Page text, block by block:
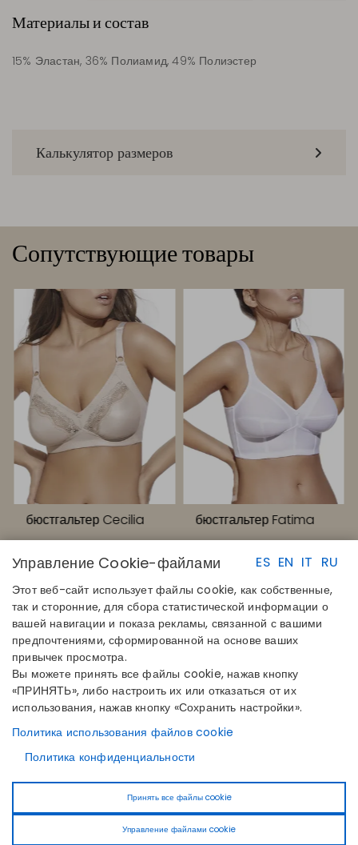
Материалы и состав
15% Эластан, 36% Полиамид, 49% Полиэстер
Калькулятор размеров
Сопутствующие товары
бюстгальтер Cecilia бюстгальтер Fatima
ES EN IT RU
Управление Cookie-файлами
Этот веб-сайт использует файлы cookie, как собственные,
так и сторонние, для сбора статистической информации о
вашей навигации и показа рекламы, связанной с вашими
предпочтениями, сформированной на основе ваших
привычек просмотра.
Вы можете принять все файлы cookie, нажав кнопку
«ПРИНЯТЬ», либо настроить их или отказаться от их
использования, нажав кнопку «Сохранить настройки».
Политика использования файлов cookie
Политика конфиденциальности
Принять все файлы cookie
Управление файлами cookie
БЫСТРЫЕ ССЫЛКИ
Определите свой размер
Найдите свой магазин
Присоединяйтесь к каталогу
КОНТАКТЫ
+34 948 14 58 90
disintex@disintex.es
КОМПАНИЯ
Публикации
ПОДПИСЫВАЙТЕСЬ НА
Facebook
Linkedin
Youtube
Pinterest
Tiktok